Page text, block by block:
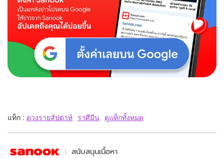
แท็ก : ดวงรายสัปดาห์ ราศีมีน ดูแท็กทั้งหมด
สนับสนุนเนื้อหา